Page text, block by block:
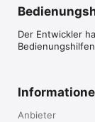
Der Entwickler
Anbieter